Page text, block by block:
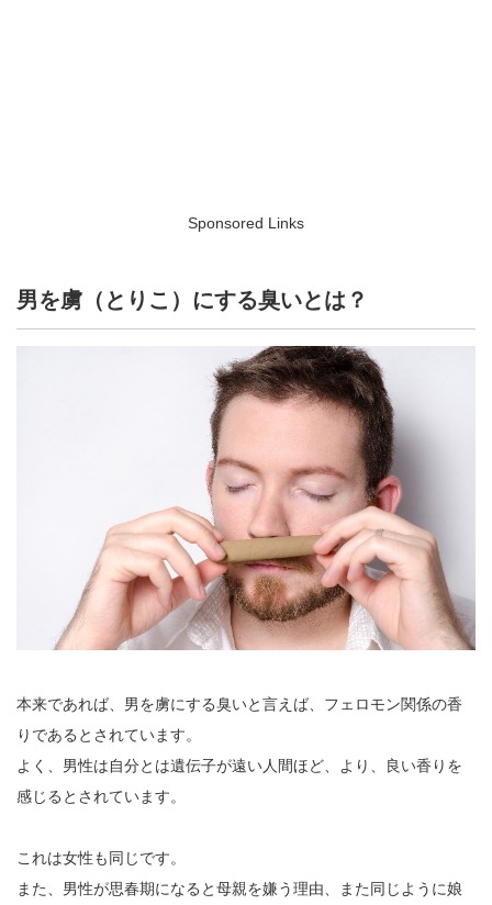
Sponsored Links
男を虜（とりこ）にする臭いとは？
本来であれば、男を虜にする臭いと言えば、フェロモン関係の香
りであるとされています。
よく、男性は自分とは遺伝子が遠い人間ほど、より、良い香りを
感じるとされています。
これは女性も同じです。
また、男性が思春期になると母親を嫌う理由、また同じように娘